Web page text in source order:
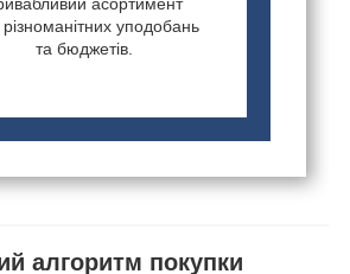
асортимент
уподобань
та бюджетів.
алгоритм покупки